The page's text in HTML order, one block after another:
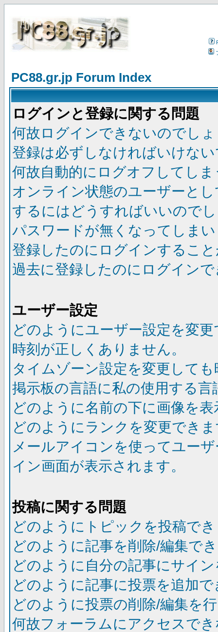
PC88.gr.jp Forum Index
ログインと登録に関する問題
何故ログインできないのでし
登録は必ずしなければいけな
何故自動的にログオフしてし
オンライン状態のユーザーと
するにはどうすればいいので
パスワードが無くなってしま
登録したのにログインするこ
過去に登録したのにログイン
ユーザー設定
どのようにユーザー設定を変
時刻が正しくありません。
タイムゾーン設定を変更して
掲示板の言語に私の使用する
どのように名前の下に画像を
どのようにランクを変更でき
メールアイコンを使ってユー
イン画面が表示されます。
投稿に関する問題
どのようにトピックを投稿で
どのように記事を削除/編集で
どのように自分の記事にサイ
どのように記事に投票を追加
どのように投票の削除/編集を
何故フォーラムにアクセスで